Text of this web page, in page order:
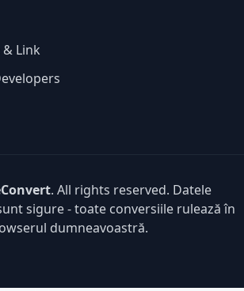
Link
. All rights reserved. Datele
sigure - toate conversiile rulează în
dumneavoastră.